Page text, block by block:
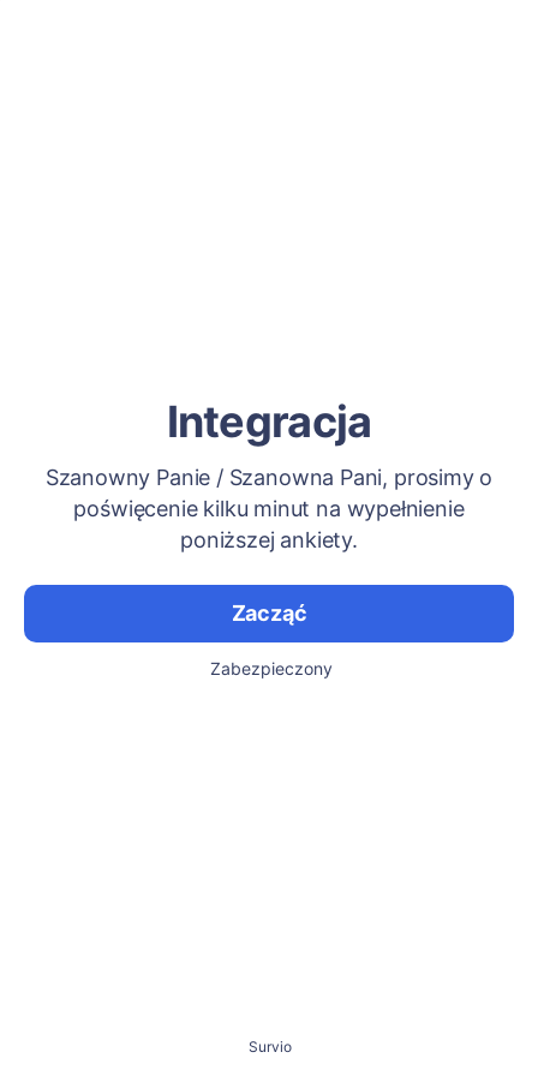
Integracja
Szanowny Panie / Szanowna Pani, prosimy o
poświęcenie kilku minut na wypełnienie
poniższej ankiety.
Zacząć
Zabezpieczony
Survio